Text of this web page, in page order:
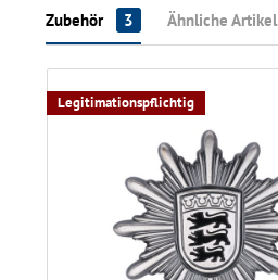
Zubehör 3 Ähnliche Artikel
Legitimationspflichtig